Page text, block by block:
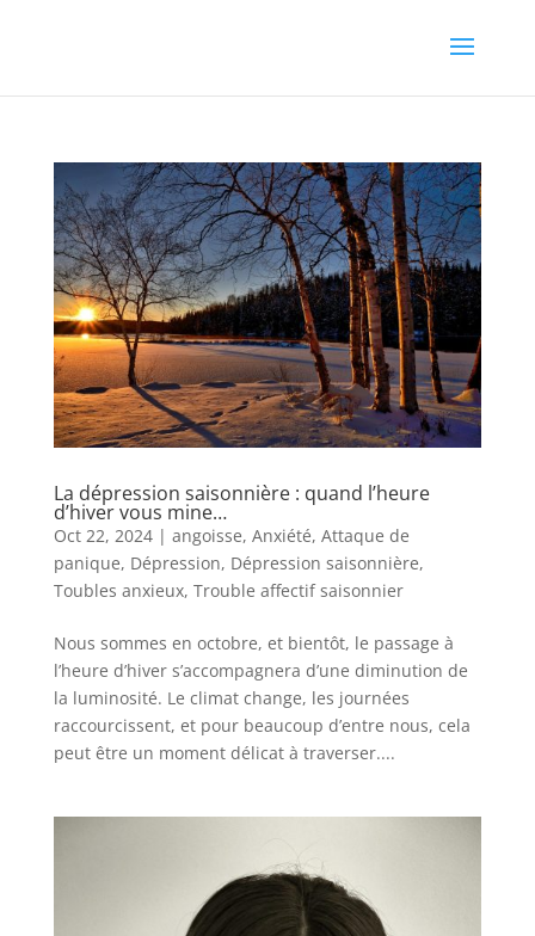
La dépression saisonnière : quand l’heure
d’hiver vous mine…
Oct 22, 2024| angoisse, Anxiété, Attaque de
panique, Dépression, Dépression saisonnière,
Toubles anxieux, Trouble affectif saisonnier
Nous sommes en octobre, et bientôt, le passage à
l’heure d’hiver s’accompagnera d’une diminution de
la luminosité. Le climat change, les journées
raccourcissent, et pour beaucoup d’entre nous, cela
peut être un moment délicat à traverser....